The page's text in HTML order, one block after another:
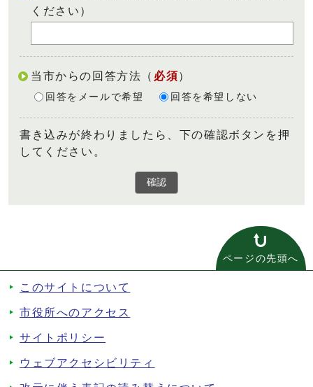
ください）
当市からの回答方法 （ 必須）
回答をメールで希望 回答を希望しない
書き込みが終わりましたら、下の確認ボタンを押
してください。
確認
ページの先頭へ
このサイトについて
市役所へのアクセス
サイトポリシー
ウェブアクセシビリティ